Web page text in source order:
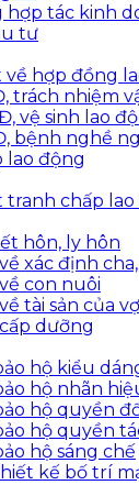
hợp tác kinh
tư
về hợp đồng
trách nhiệm
vệ sinh lao
bệnh nghề
lao động
tranh chấp lao
hôn, ly hôn
xác định
con nuôi
tài sản của
dưỡng
hộ kiểu
hộ nhãn
hộ quyền
hộ quyền
hộ sáng chế
kế bố trí